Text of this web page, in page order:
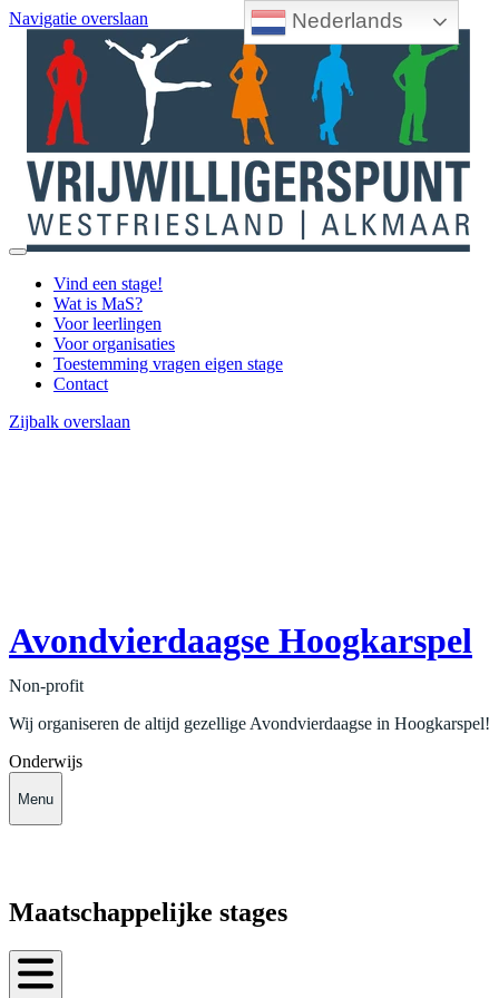
Nederlands
Navigatie overslaan
Vind een stage!
Wat is MaS?
Voor leerlingen
Voor organisaties
Toestemming vragen eigen stage
Contact
Zijbalk overslaan
Avondvierdaagse Hoogkarspel
Non-profit
Wij organiseren de altijd gezellige Avondvierdaagse in Hoogkarspel!
Onderwijs
Menu
Maatschappelijke stages